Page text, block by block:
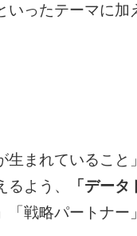
いったテーマに加
まれていること
よう、
「デー
戦略パートナー